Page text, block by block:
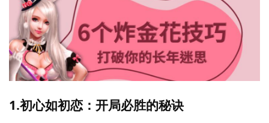
1.初心如初恋：开局必胜的秘诀